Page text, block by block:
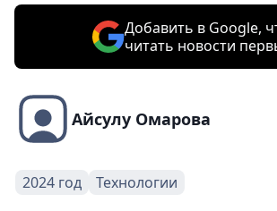
Добавить в Google,
читать новости
Айсулу Омарова
2024 год Технологии